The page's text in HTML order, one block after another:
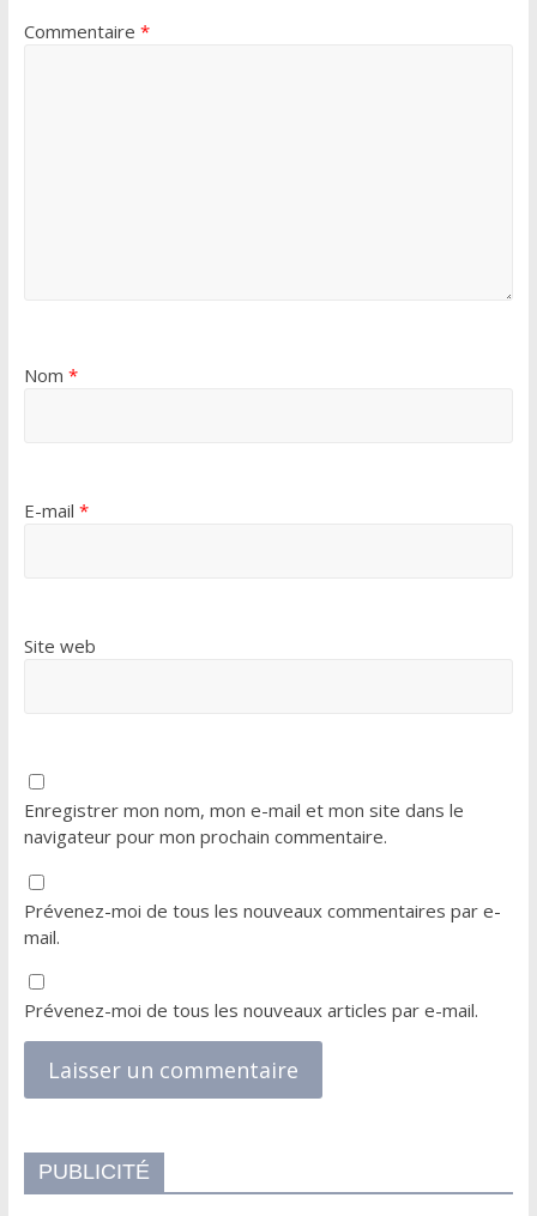
Commentaire *
Nom *
E-mail *
Site web
Enregistrer mon nom, mon e-mail et mon site dans le
navigateur pour mon prochain commentaire.
Prévenez-moi de tous les nouveaux commentaires par e-
mail.
Prévenez-moi de tous les nouveaux articles par e-mail.
PUBLICITÉ